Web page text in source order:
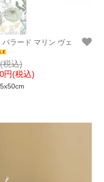
ラード マリン ヴェ
税込)
円(税込)